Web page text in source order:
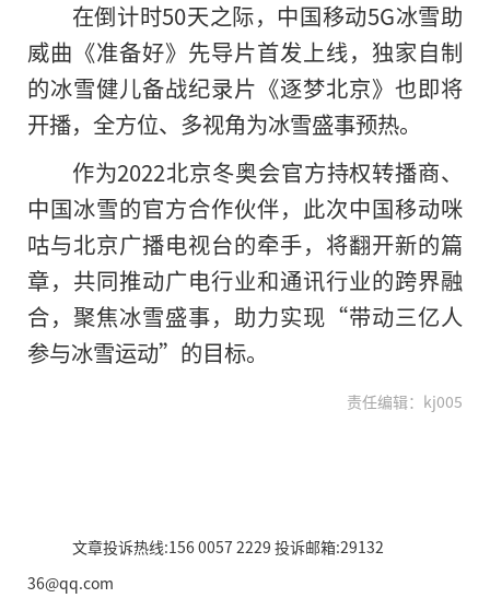
在倒计时50天之际，中国移动5G冰雪助
威曲《准备好》先导片首发上线，独家自制
的冰雪健儿备战纪录片《逐梦北京》也即将
开播，全方位、多视角为冰雪盛事预热。
作为2022北京冬奥会官方持权转播商、
中国冰雪的官方合作伙伴，此次中国移动咪
咕与北京广播电视台的牵手，将翻开新的篇
章，共同推动广电行业和通讯行业的跨界融
合，聚焦冰雪盛事，助力实现“带动三亿人
参与冰雪运动”的目标。
责任编辑：kj005
文章投诉热线:156 0057 2229 投诉邮箱:29132
36@qq.com